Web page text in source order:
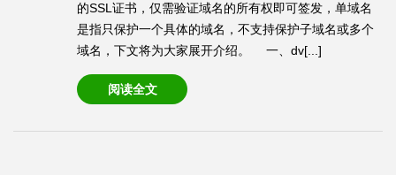
的SSL证书，仅需验证域名的所有权即可签发，单域名
是指只保护一个具体的域名，不支持保护子域名或多个
域名，下文将为大家展开介绍。 一、dv[...]
阅读全文